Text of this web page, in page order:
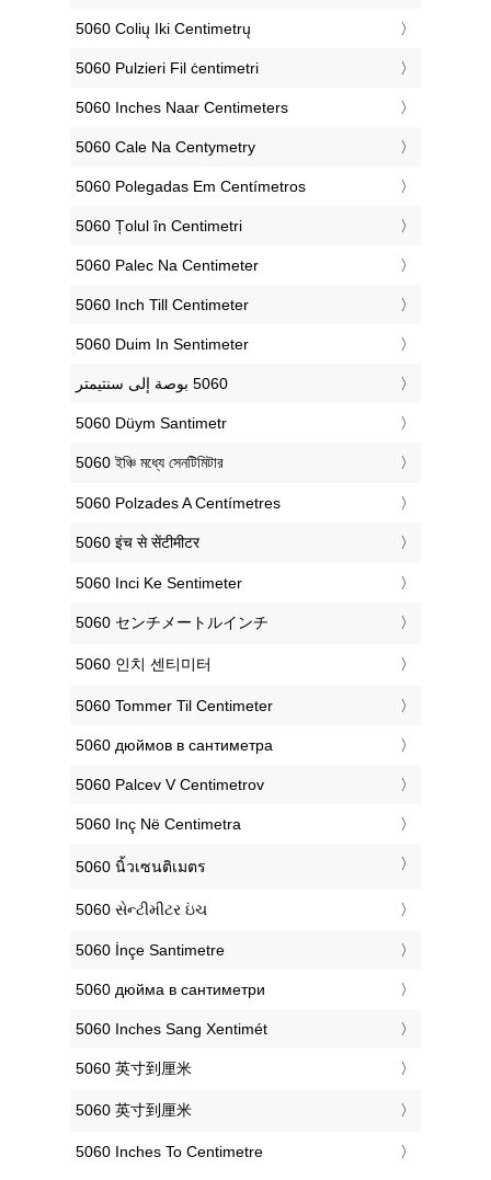
‎5060 Colių Iki Centimetrų
‎5060 Pulzieri Fil ċentimetri
‎5060 Inches Naar Centimeters
‎5060 Cale Na Centymetry
‎5060 Polegadas Em Centímetros
‎5060 Țolul în Centimetri
‎5060 Palec Na Centimeter
‎5060 Inch Till Centimeter
‎5060 Duim In Sentimeter
‎5060 Düym Santimetr
‎5060 ইঞ্চি মধ্যে সেনটিমিটার
‎5060 Polzades A Centímetres
‎5060 इंच से सेंटीमीटर
‎5060 Inci Ke Sentimeter
‎5060 センチメートルインチ
‎5060 인치 센티미터
‎5060 Tommer Til Centimeter
‎5060 дюймов в сантиметра
‎5060 Palcev V Centimetrov
‎5060 Inç Në Centimetra
‎5060 นิ้วเซนติเมตร
‎5060 સેન્ટીમીટર ઇંચ
‎5060 İnçe Santimetre
‎5060 дюйма в сантиметри
‎5060 Inches Sang Xentimét
‎5060 英寸到厘米
‎5060 英寸到厘米
‎5060 Inches To Centimetre